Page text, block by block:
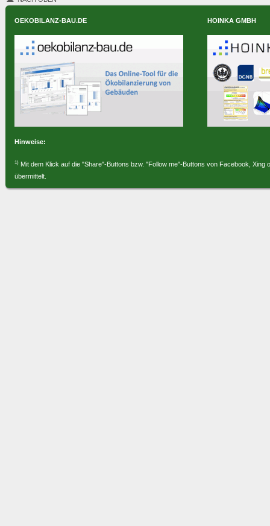
OEKOBILANZ-BAU.DE HOINKA GMBH
Hinweise:
1) Mit dem Klick auf die "Share"-Buttons bzw. "Follow me"-Buttons von Facebook,
übermittelt.